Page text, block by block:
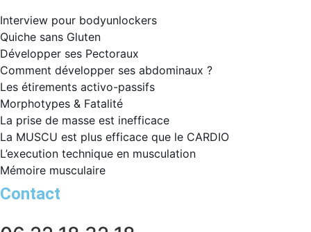
Interview pour bodyunlockers
Quiche sans Gluten
Développer ses Pectoraux
Comment développer ses abdominaux ?
Les étirements activo-passifs
Morphotypes & Fatalité
La prise de masse est inefficace
La MUSCU est plus efficace que le CARDIO
L’execution technique en musculation
Mémoire musculaire
Contact